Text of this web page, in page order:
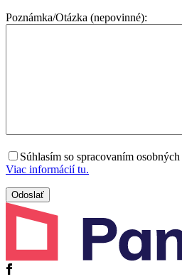
Poznámka/Otázka (nepovinné):
Súhlasím so spracovaním
Viac informácií tu.